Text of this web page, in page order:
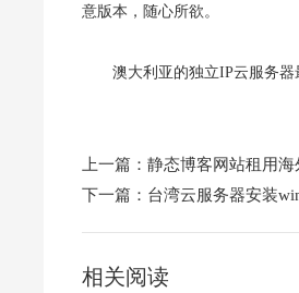
意版本，随心所欲。
澳大利亚的独立IP云服务
上一篇： 静态博客网站租用海
下一篇： 台湾云服务器安装
相关阅读